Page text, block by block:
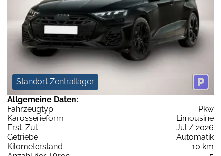
Standort Zentrallager
Allgemeine Daten:
Fahrzeugtyp
Pkw
Karosserieform
Limousine
Erst-Zul.
Jul / 2026
Getriebe
Automatik
Kilometerstand
10 km